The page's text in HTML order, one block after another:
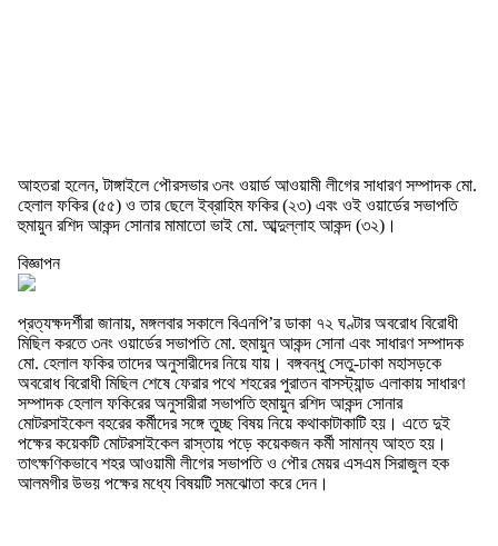
আহতরা হলেন, টাঙ্গাইলে পৌরসভার ৩নং ওয়ার্ড আওয়ামী লীগের সাধারণ সম্পাদক মো.
হেলাল ফকির (৫৫) ও তার ছেলে ইব্রাহিম ফকির (২৩) এবং ওই ওয়ার্ডের সভাপতি
হুমায়ুন রশিদ আকন্দ সোনার মামাতো ভাই মো. আব্দুল্লাহ আকন্দ (৩২)।
বিজ্ঞাপন
প্রত্যক্ষদর্শীরা জানায়, মঙ্গলবার সকালে বিএনপি’র ডাকা ৭২ ঘণ্টার অবরোধ বিরোধী
মিছিল করতে ৩নং ওয়ার্ডের সভাপতি মো. হুমায়ুন আকন্দ সোনা এবং সাধারণ সম্পাদক
মো. হেলাল ফকির তাদের অনুসারীদের নিয়ে যায়। বঙ্গবন্ধু সেতু-ঢাকা মহাসড়কে
অবরোধ বিরোধী মিছিল শেষে ফেরার পথে শহরের পুরাতন বাসস্ট্যান্ড এলাকায় সাধারণ
সম্পাদক হেলাল ফকিরের অনুসারীরা সভাপতি হুমায়ুন রশিদ আকন্দ সোনার
মোটরসাইকেল বহরের কর্মীদের সঙ্গে তুচ্ছ বিষয় নিয়ে কথাকাটাকাটি হয়। এতে দুই
পক্ষের কয়েকটি মোটরসাইকেল রাস্তায় পড়ে কয়েকজন কর্মী সামান্য আহত হয়।
তাৎক্ষণিকভাবে শহর আওয়ামী লীগের সভাপতি ও পৌর মেয়র এসএম সিরাজুল হক
আলমগীর উভয় পক্ষের মধ্যে বিষয়টি সমঝোতা করে দেন।